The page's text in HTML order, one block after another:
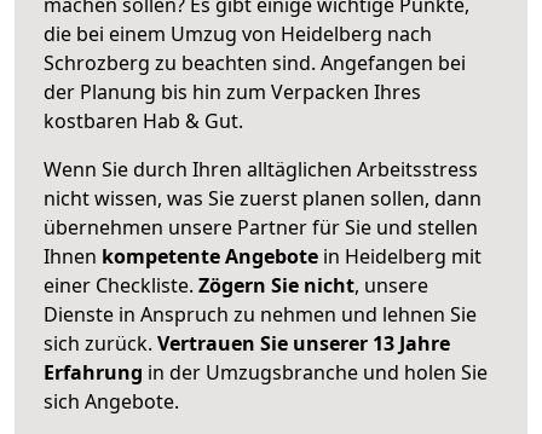
die bei einem Umzug von Heidelberg nach
Schrozberg zu beachten sind. Angefangen bei
der Planung bis hin zum Verpacken Ihres
kostbaren Hab & Gut.
Wenn Sie durch Ihren alltäglichen Arbeitsstress
nicht wissen, was Sie zuerst planen sollen, dann
übernehmen unsere Partner für Sie und stellen
Ihnen kompetente Angebote in Heidelberg mit
einer Checkliste. Zögern Sie nicht, unsere
Dienste in Anspruch zu nehmen und lehnen Sie
sich zurück. Vertrauen Sie unserer 13 Jahre
Erfahrung in der Umzugsbranche und holen Sie
sich Angebote.